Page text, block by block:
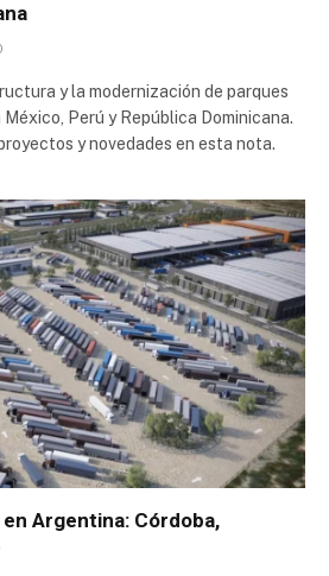
Contagem
Villa El Salvador
Ruta 6
Malagüeño
La Bernalesa
Cipolletti
y la modernización de parques
Perú y República Dominicana.
y novedades en esta nota.
Argentina: Córdoba,